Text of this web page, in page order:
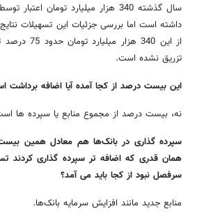
سال گذشته 340 هزار میلیارد
داشته است اما بررسی جزئیات این تسهیلات
از این
تزریق نشده است.
این بیست درصد از کجا آمده آیا اضافه برداشت
نه، بیست درصد از مجموع منابع یا سپرده ها
سپرده گذاری در بانک‌ها هم معادل همین
سرفصل نبود از کجا باید می آمد؟
منابع جدید مانند افزایش سرمایه بانک‌ها.